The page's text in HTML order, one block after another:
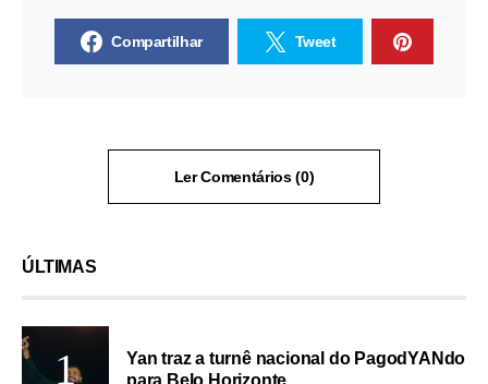
Compartilhar Tweet
Ler Comentários (0)
ÚLTIMAS
Yan traz a turnê nacional do PagodYANdo
para Belo Horizonte